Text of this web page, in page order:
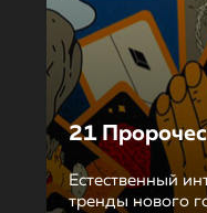
21
Естественный
тренды нового